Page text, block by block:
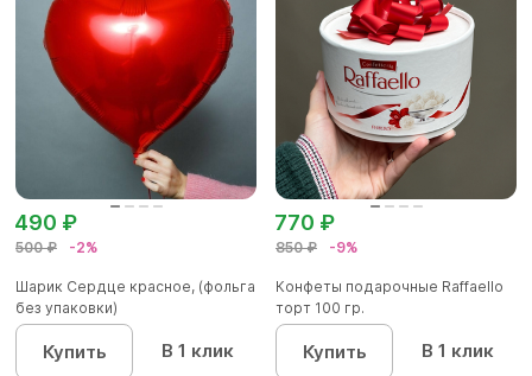
500 ₽ -2%
490 ₽
Шарик Сердце красное, (фольга
без упаковки)
Купить В 1 клик
850 ₽ -9%
770 ₽
Конфеты подарочные Raffaello
торт 100 гр.
Купить В 1 клик